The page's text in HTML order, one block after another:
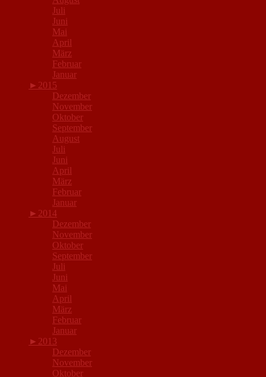
Juli
Juni
Mai
April
März
Februar
Januar
► 2015
Dezember
November
Oktober
September
August
Juli
Juni
April
März
Februar
Januar
► 2014
Dezember
November
Oktober
September
Juli
Juni
Mai
April
März
Februar
Januar
► 2013
Dezember
November
Oktober